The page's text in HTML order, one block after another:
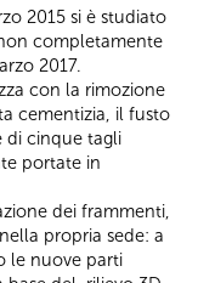
2015 si è studiato
completamente
2017.
con la rimozione
cementizia, il fusto
di cinque tagli
portate in
dei frammenti,
propria sede: a
le nuove parti